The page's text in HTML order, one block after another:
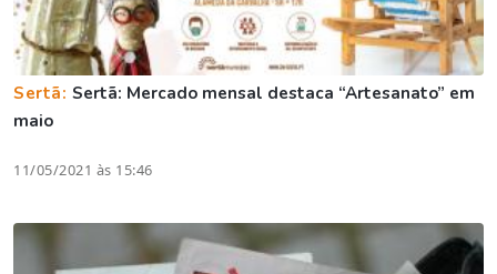
Sertã:Sertã: Mercado mensal destaca “Artesanato” em
maio
11/05/2021 às 15:46